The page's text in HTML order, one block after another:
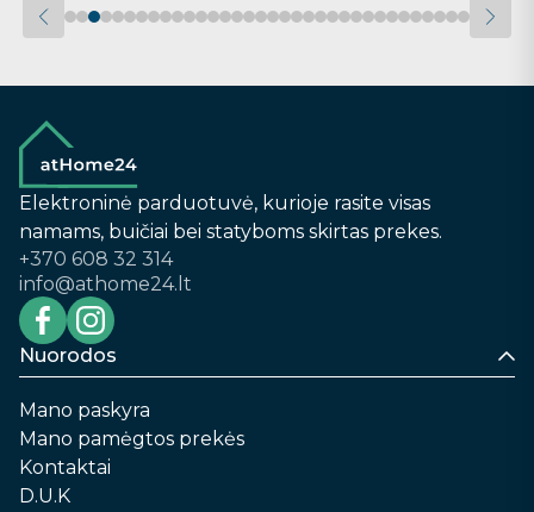
Elektroninė parduotuvė, kurioje rasite visas
namams, buičiai bei statyboms skirtas prekes.
+370 608 32 314
info@athome24.lt
Nuorodos
Mano paskyra
Mano pamėgtos prekės
Kontaktai
D.U.K